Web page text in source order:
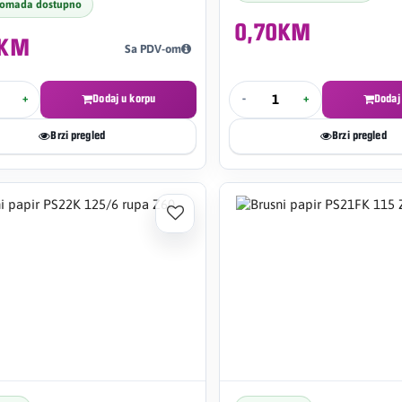
dostupno
Sa PDV-om
+ Dodaj u korpu
Brzi pregled
0,70KM
- +
Brzi pregled